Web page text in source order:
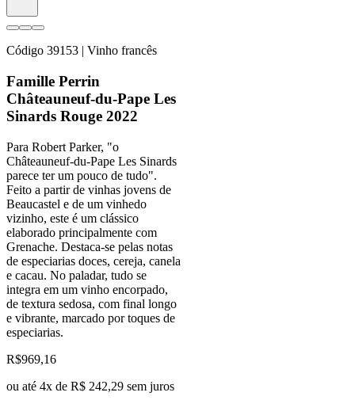
Código 39153 | Vinho francês
Famille Perrin
Châteauneuf-du-Pape Les
Sinards Rouge 2022
Para Robert Parker, "o
Châteauneuf-du-Pape Les Sinards
parece ter um pouco de tudo".
Feito a partir de vinhas jovens de
Beaucastel e de um vinhedo
vizinho, este é um clássico
elaborado principalmente com
Grenache. Destaca-se pelas notas
de especiarias doces, cereja, canela
e cacau. No paladar, tudo se
integra em um vinho encorpado,
de textura sedosa, com final longo
e vibrante, marcado por toques de
especiarias.
R$969,16
ou até 4x de R$ 242,29 sem juros